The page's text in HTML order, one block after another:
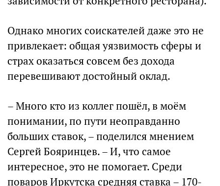
Однако многих соискателей даже это не
привлекает: общая уязвимость сферы и
страх оказаться совсем без дохода
перевешивают достойный оклад.
– Много кто из коллег пошёл, в моём
понимании, по пути неоправданно
больших ставок, – поделился мнением
Сергей Бояринцев. – И, что самое
интересное, это не помогает. Среди
поваров Иркутска средняя ставка – 170-